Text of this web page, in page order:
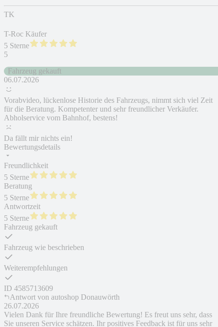
TK
T-Roc Käufer
5 Sterne
5
Fahrzeug gekauft
06.07.2026
Vorabvideo, lückenlose Historie des Fahrzeugs, nimmt sich viel Zeit
für die Beratung. Kompetenter und sehr freundlicher Verkäufer.
Abholservice vom Bahnhof, bestens!
Da fällt mir nichts ein!
Bewertungsdetails
Freundlichkeit
5 Sterne
Beratung
5 Sterne
Antwortzeit
5 Sterne
Fahrzeug gekauft
Fahrzeug wie beschrieben
Weiterempfehlungen
ID 4585713609
Antwort von autoshop Donauwörth
26.07.2026
Vielen Dank für Ihre freundliche Bewertung! Es freut uns sehr, dass
Sie unseren Service schätzen. Ihr positives Feedback ist für uns sehr